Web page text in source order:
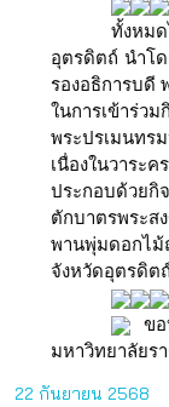
ทั้งหม
อุตรดิตถ์ นำโ
รองอธิการบดี
ในการเข้าร่ว
พระปรเมนท
เนื่องในวาร
ประกอบด้วย
ตักบาตรพระส
พานพุ่มดอกไ
จังหวัดอุตรดิต
ข
มหาวิทยาลัยร
22 กันยายน 2568